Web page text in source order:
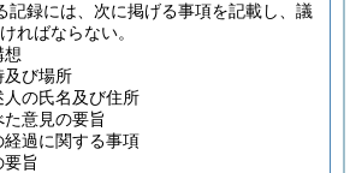
記録には、次に掲げる事項を記載し、議
ればならない。
想
及び場所
の氏名及び住所
意見の要旨
経過に関する事項
旨